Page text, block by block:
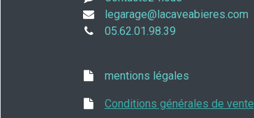
legarage@lacaveabieres.com
05.62.01.98.39
mentions légales
Conditions générales de vente